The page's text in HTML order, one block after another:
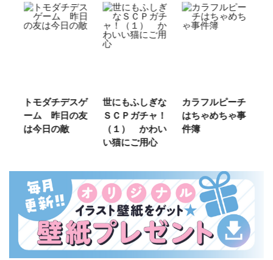
トモダチデスゲ
ーム 昨日の友
は今日の敵
世にもふしぎな
ＳＣＰガチャ！
（１） かわい
い猫にご用心
カラフルピーチ
はちゃめちゃ事
件簿